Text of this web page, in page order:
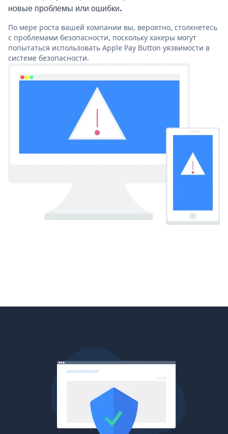
новые проблемы или ошибки.
По мере роста вашей компании вы, вероятно, столкнетесь
с проблемами безопасности, поскольку хакеры могут
попытаться использовать Apple Pay Button уязвимости в
системе безопасности.